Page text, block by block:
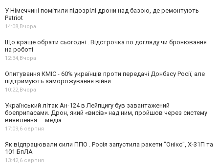
У Німеччині помітили підозрілі дрони над базою, де ремонтують
Patriot
14:08,Вчора
Що краще обрати сьогодні . Відстрочка по догляду чи бронювання
на роботі
12:34,Вчора
Опитування КМІС - 60% українців проти передачі Донбасу Росії, але
підтримують заморожування війни
10:22,Вчора
Український літак Ан-124 в Лейпцигу був завантажений
боєприпасами. Дрон, який «висів» над ним, пройшов через систему
виявлення — медіа
17:09,6 серпня
Як відпрацювали сили ППО . Росія запустила ракети "Онікс", Х-31П та
101 БпЛА
13:42,6 серпня